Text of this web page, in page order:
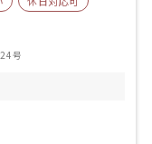
号